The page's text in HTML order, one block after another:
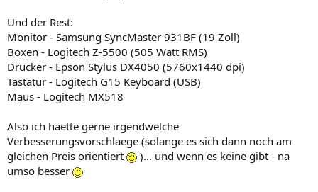
Und der Rest:
Monitor - Samsung SyncMaster 931BF (19 Zoll)
Boxen - Logitech Z-5500 (505 Watt RMS)
Drucker - Epson Stylus DX4050 (5760x1440 dpi)
Tastatur - Logitech G15 Keyboard (USB)
Maus - Logitech MX518
Also ich haette gerne irgendwelche
Verbesserungsvorschlaege (solange es sich dann noch am
gleichen Preis orientiert
)... und wenn es keine gibt - na
umso besser